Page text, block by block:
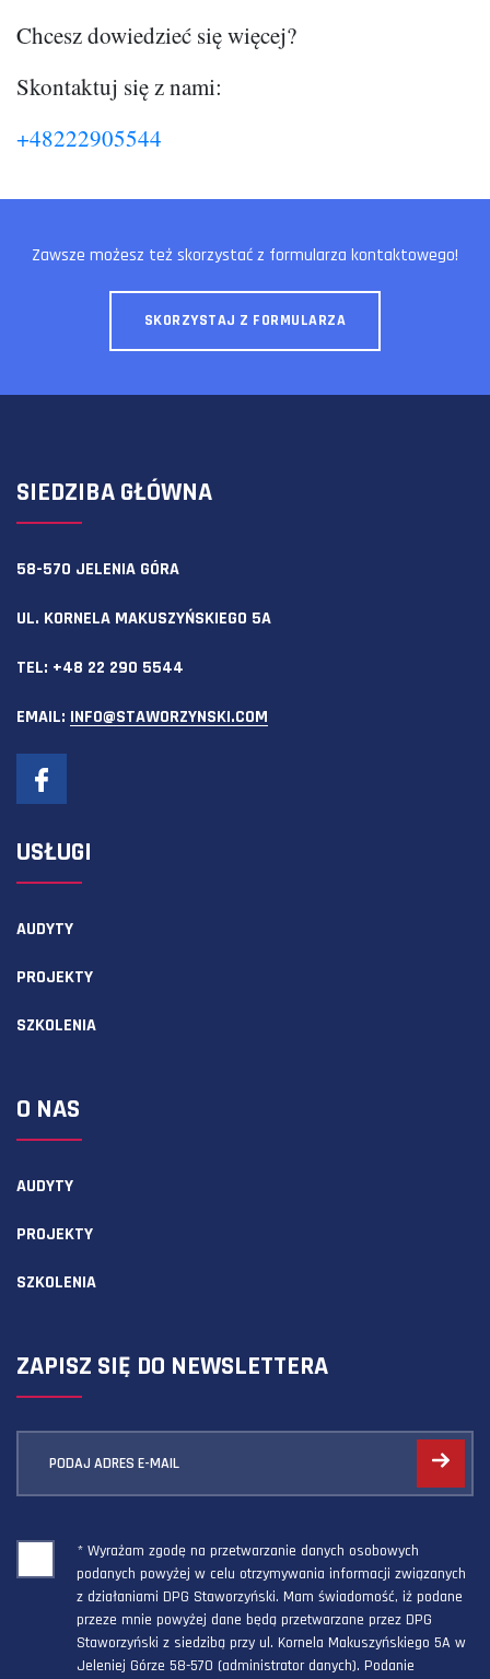
Chcesz dowiedzieć się więcej?
Skontaktuj się z nami:
+48222905544
Zawsze możesz też skorzystać z formularza kontaktowego!
SKORZYSTAJ Z FORMULARZA
SIEDZIBA GŁÓWNA
58-570 JELENIA GÓRA
UL. KORNELA MAKUSZYŃSKIEGO 5A
TEL: +48 22 290 5544
EMAIL: INFO@STAWORZYNSKI.COM
USŁUGI
AUDYTY
PROJEKTY
SZKOLENIA
O NAS
AUDYTY
PROJEKTY
SZKOLENIA
ZAPISZ SIĘ DO NEWSLETTERA
PODAJ ADRES E-MAIL
* Wyrażam zgodę na przetwarzanie danych osobowych
podanych powyżej w celu otrzymywania informacji związanych
z działaniami DPG Staworzyński. Mam świadomość, iż podane
przeze mnie powyżej dane będą przetwarzane przez DPG
Staworzyński z siedzibą przy ul. Kornela Makuszyńskiego 5A w
Jeleniej Górze 58-570 (administrator danych). Podanie